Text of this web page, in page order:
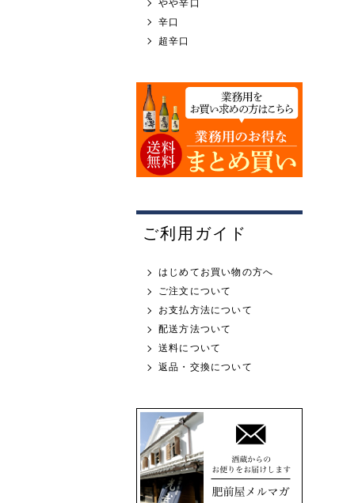
やや辛口
辛口
超辛口
ご利用ガイド
はじめてお買い物の方へ
ご注文について
お支払方法について
配送方法ついて
送料について
返品・交換について